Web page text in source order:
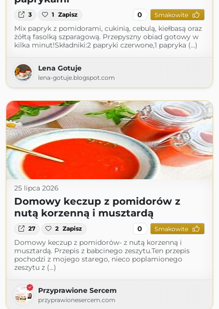
3 1 Zapisz 0 Smakowite
Mix papryk z pomidorami, cukinią, cebulą, kiełbasą oraz
żółtą fasolką szparagową. Przepyszny obiad gotowy w
kilka minut!Składniki:2 papryki czerwone,1 papryka (...)
Lena Gotuje
lena-gotuje.blogspot.com
25 lipca 2026
Domowy keczup z pomidorów z
nutą korzenną i musztardą
27 2 Zapisz 0 Smakowite
Domowy keczup z pomidorów- z nutą korzenną i
musztardą. Przepis z babcinego zeszytu.Ten przepis
pochodzi z mojego starego, nieco poplamionego
zeszytu z (...)
Przyprawione Sercem
przyprawionesercem.com